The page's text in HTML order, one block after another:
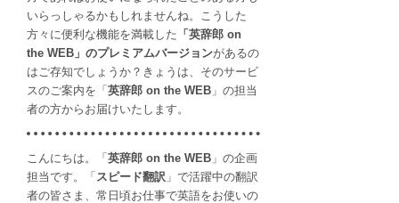
「英
on
the
WEB
Pro」
いらっしゃるかもしれませんね。こうした
方々に便利な機能を満載した 「英辞郎 on
the WEB」のプレミアムバージョンがあるの
はご存知でしょうか？きょうは、そのサービ
スのご案内を「 英辞郎 on the WEB 」の担当
者の方からお届けいたします。
こんにちは。「 英辞郎 on the WEB 」の企画
担当です。「 スピード翻訳 」で活躍中の翻訳
者の皆さま、常日頃お仕事で英語をお使いの